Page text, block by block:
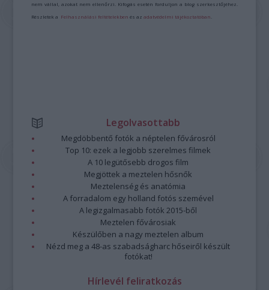
nem vállal, azokat nem ellenőrzi. Kifogás esetén forduljon a blog szerkesztőjéhez.
Részletek a Felhasználási feltételekben és azadatvédelmi tájékoztatóban
Legolvasottabb
Megdöbbentő fotók a néptelen fővárosról
Top 10: ezek a legjobb szerelmes filmek
A 10 legütősebb drogos film
Megjöttek a meztelen hősnők
Meztelenség és anatómia
A forradalom egy holland fotós szemével
A legizgalmasabb fotók 2015-ből
Meztelen fővárosiak
Készülőben a nagy meztelen album
Nézd meg a 48-as szabadságharc hőseiről készült
fotókat!
Hírlevél feliratkozás